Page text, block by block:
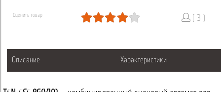
Оценить товар ( 3 )
Описание Характеристики